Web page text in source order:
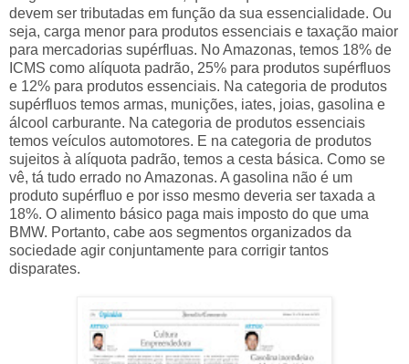
devem ser tributadas em função da sua essencialidade. Ou
seja, carga menor para produtos essenciais e taxação maior
para mercadorias supérfluas. No Amazonas, temos 18% de
ICMS como alíquota padrão, 25% para produtos supérfluos
e 12% para produtos essenciais. Na categoria de produtos
supérfluos temos armas, munições, iates, joias, gasolina e
álcool carburante. Na categoria de produtos essenciais
temos veículos automotores. E na categoria de produtos
sujeitos à alíquota padrão, temos a cesta básica. Como se
vê, tá tudo errado no Amazonas. A gasolina não é um
produto supérfluo e por isso mesmo deveria ser taxada a
18%. O alimento básico paga mais imposto do que uma
BMW. Portanto, cabe aos segmentos organizados da
sociedade agir conjuntamente para corrigir tantos
disparates.